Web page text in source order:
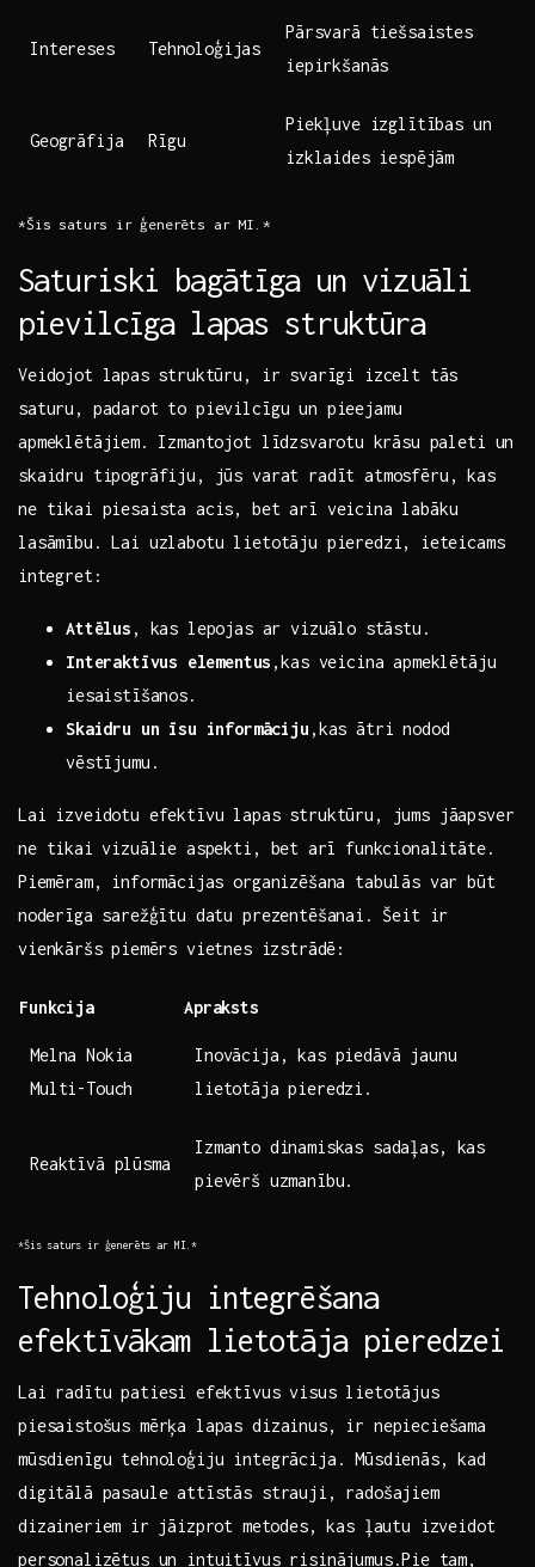
Intereses Tehnoloģijas
Pārsvarā tiešsaistes
iepirkšanās
Geogrāfija Rīgu
Piekļuve izglītības un
izklaides‍ iespējām
*Šis saturs ⁤ir ⁣ģenerēts⁢ ar MI.*
Saturiski‍ bagātīga ⁣un vizuāli
pievilcīga lapas struktūra
Veidojot lapas⁤ struktūru, ir svarīgi izcelt tās
saturu, ​padarot to pievilcīgu un pieejamu
apmeklētājiem.⁤ Izmantojot līdzsvarotu⁤ krāsu paleti ‍un
skaidru ‌tipogrāfiju, jūs‍ varat radīt ‌atmosfēru, kas
ne tikai piesaista acis,‌ bet arī veicina labāku
lasāmību. Lai ‌uzlabotu lietotāju pieredzi,⁢ ieteicams
⁤integret:
Attēlus , kas lepojas ar ⁣vizuālo stāstu.
Interaktīvus⁣ elementus ,kas ‍veicina apmeklētāju
iesaistīšanos.
Skaidru un īsu informāciju ,kas ātri nodod
vēstījumu.
Lai izveidotu efektīvu lapas struktūru, jums jāapsver
ne tikai⁢ vizuālie aspekti, bet⁤ arī funkcionalitāte.
⁣Piemēram, informācijas ‌organizēšana tabulās var‍ būt
⁤noderīga sarežģītu datu prezentēšanai. ⁤Šeit‌ ir
vienkāršs⁣ piemērs vietnes⁣ izstrādē:
Funkcija Apraksts
Melna Nokia
Multi-Touch
Inovācija, kas piedāvā jaunu
lietotāja pieredzi.
Reaktīvā plūsma
Izmanto dinamiskas‌ sadaļas, kas
pievērš uzmanību.
*Šis saturs ir‍ ģenerēts ar MI.*
Tehnoloģiju integrēšana
efektīvākam lietotāja pieredzei
Lai radītu‌ patiesi ​efektīvus visus lietotājus
piesaistošus ‍mērķa lapas dizainus,​ ir nepieciešama
mūsdienīgu tehnoloģiju integrācija. Mūsdienās, kad
digitālā pasaule attīstās‌ strauji, radošajiem
dizaineriem⁤ ir jāizprot ⁢metodes, kas ļautu‍ izveidot
personalizētus un‌ intuitīvus risinājumus.Pie ⁣tam,